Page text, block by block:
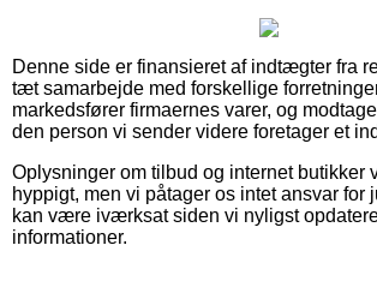
Denne side er finansieret af indtægter fra
tæt samarbejde med forskellige
markedsfører firmaernes varer, og
den person vi sender videre foretager et
Oplysninger om tilbud og internet butikker
hyppigt, men vi påtager os intet ansvar for
kan være iværksat siden vi nyligst
informationer.